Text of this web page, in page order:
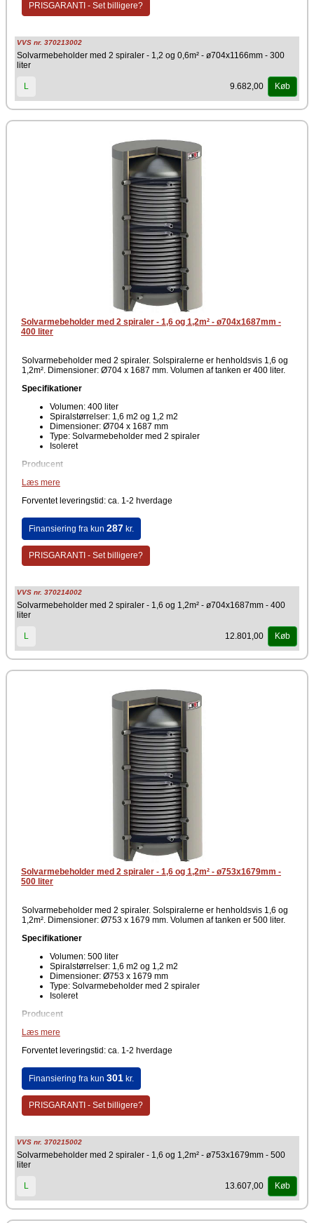
PRISGARANTI - Set billigere?
VVS nr. 370213002
Solvarmebeholder med 2 spiraler - 1,2 og 0,6m² - ø704x1166mm - 300
liter
L 9.682,00 Køb
Solvarmebeholder med 2 spiraler - 1,6 og 1,2m² - ø704x1687mm -
400 liter
Solvarmebeholder med 2 spiraler. Solspiralerne er henholdsvis 1,6 og
1,2m². Dimensioner: Ø704 x 1687 mm. Volumen af tanken er 400 liter.
Specifikationer
Volumen: 400 liter
Spiralstørrelser: 1,6 m2 og 1,2 m2
Dimensioner: Ø704 x 1687 mm
Type: Solvarmebeholder med 2 spiraler
Isoleret
Producent
BG Termic
Læs mere
Forventet leveringstid: ca. 1-2 hverdage
Finansiering fra kun 287kr.
PRISGARANTI - Set billigere?
VVS nr. 370214002
Solvarmebeholder med 2 spiraler - 1,6 og 1,2m² - ø704x1687mm - 400
liter
L 12.801,00 Køb
Solvarmebeholder med 2 spiraler - 1,6 og 1,2m² - ø753x1679mm -
500 liter
Solvarmebeholder med 2 spiraler. Solspiralerne er henholdsvis 1,6 og
1,2m². Dimensioner: Ø753 x 1679 mm. Volumen af tanken er 500 liter.
Specifikationer
Volumen: 500 liter
Spiralstørrelser: 1,6 m2 og 1,2 m2
Dimensioner: Ø753 x 1679 mm
Type: Solvarmebeholder med 2 spiraler
Isoleret
Producent
BG Termic
Læs mere
Forventet leveringstid: ca. 1-2 hverdage
Finansiering fra kun 301kr.
PRISGARANTI - Set billigere?
VVS nr. 370215002
Solvarmebeholder med 2 spiraler - 1,6 og 1,2m² - ø753x1679mm - 500
liter
L 13.607,00 Køb